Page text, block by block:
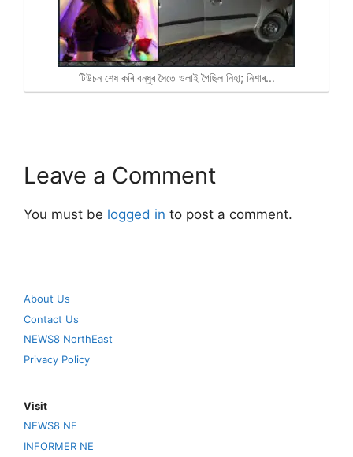
টিউচন শেষ কৰি বন্ধুৰ সৈতে ওলাই গৈছিল নিহা; নিশাৰ…
Leave a Comment
You must be logged in to post a comment.
About Us
Contact Us
NEWS8 NorthEast
Privacy Policy
Visit
NEWS8 NE
INFORMER NE